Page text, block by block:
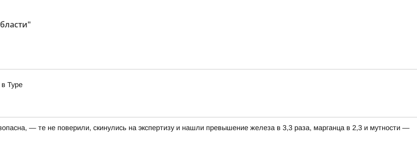
Туре
— те не поверили, скинулись на экспертизу и нашли превышение железа в 3,3 раза, марганца в 2,3 и мутности —